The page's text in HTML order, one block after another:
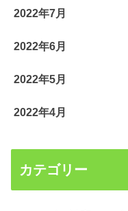
2022年7月
2022年6月
2022年5月
2022年4月
カテゴリー